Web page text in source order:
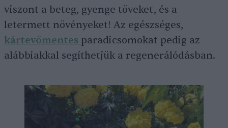
viszont a beteg, gyenge töveket, és a
letermett növényeket! Az egészséges,
kártevőmentes paradicsomokat pedig az
alábbiakkal segíthetjük a regenerálódásban.